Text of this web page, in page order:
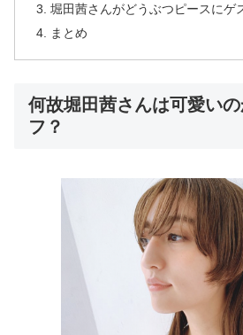
堀田茜さんがどうぶつピースにゲ
まとめ
何故堀田茜さんは可愛い
フ？